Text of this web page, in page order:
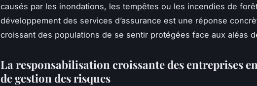
causés par les inondations, les tempêtes ou les incendies de
développement des services d’assurance est une réponse
croissant des populations de se sentir protégées face aux aléas
La responsabilisation croissante des entreprises
de gestion des risques